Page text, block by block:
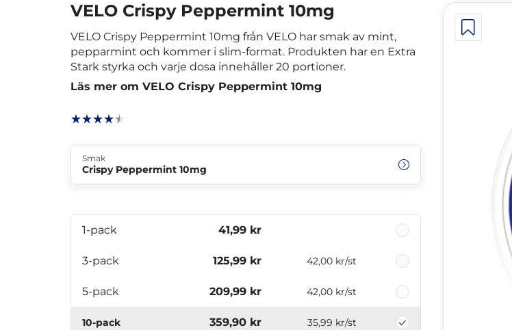
VELO Crispy Peppermint 10mg
VELO Crispy Peppermint 10mg från VELO har smak av mint,
pepparmint och kommer i slim-format. Produkten har en Extra
Stark styrka och varje dosa innehåller 20 portioner.
Läs mer om VELO Crispy Peppermint 10mg
Smak
Crispy Peppermint 10mg
1-pack 41,99 kr
3-pack 125,99 kr 42,00 kr/st
5-pack 209,99 kr 42,00 kr/st
10-pack 359,90 kr 35,99 kr/st